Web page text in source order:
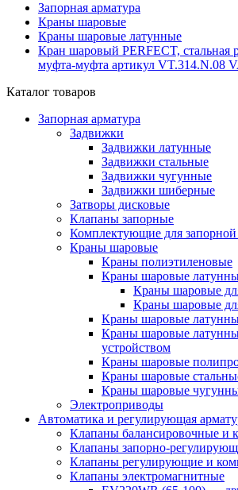
Запорная арматура
Краны шаровые
Краны шаровые латунные
Кран шаровый PERFECT, стальная
муфта-муфта артикул VT.314.N.08
Каталог товаров
Запорная арматура
Задвижки
Задвижки латунные
Задвижки стальные
Задвижки чугунные
Задвижки шиберные
Затворы дисковые
Клапаны запорные
Комплектующие для
Краны шаровые
Краны полиэтиленовые
Краны шаровые
Краны шаровые
Краны шаровые
Краны шаровые
Краны шаровые
устройством
Краны шаровые
Краны шаровые
Краны шаровые
Электроприводы
Автоматика и регулирующая
Клапаны балансировочные и
Клапаны запорно-
Клапаны регулирующие и
Клапаны электромагнитные